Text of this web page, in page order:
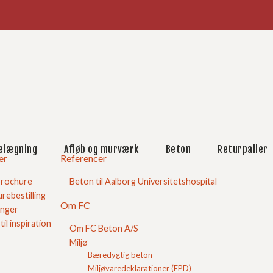
inspiration
Referencer
Beton til Aalborg Universitetshospital
Om FC
Om FC Beton A/S
Miljø
Bæredygtig beton
Miljøvaredeklarationer (EPD)
Afløb og murværk Beton Returpaller
Flisebelægning
Hjælp til beton
Guide til hærdedøgn
Spørgsmål og svar
Forskelle og ligheder